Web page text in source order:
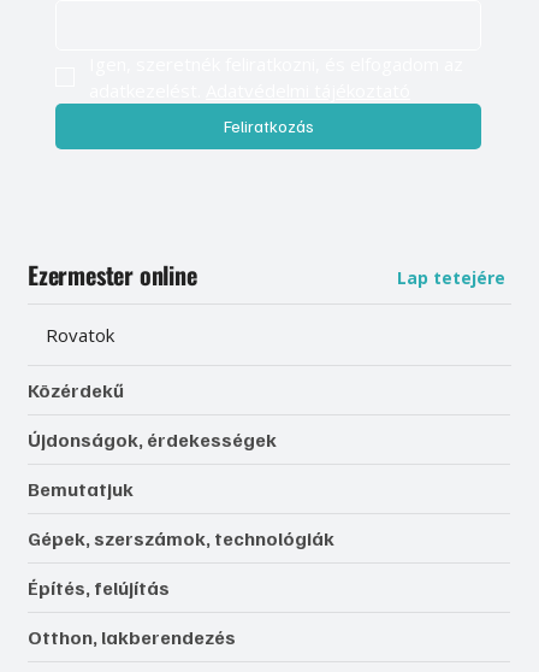
Feliratkozás
Ezermester online Lap tetejére
Rovatok
Közérdekű
Újdonságok, érdekességek
Bemutatjuk
Gépek, szerszámok, technológiák
Építés, felújítás
Otthon, lakberendezés